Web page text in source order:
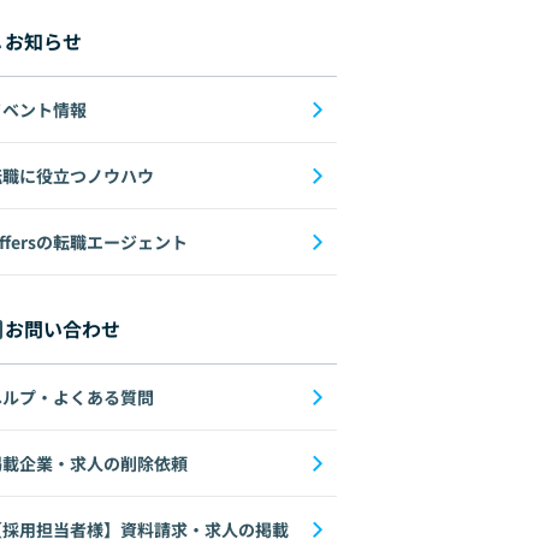
お知らせ
ント情報
に役立つノウハウ
の転職エージェント
お問い合わせ
プ・よくある質問
企業・求人の削除依頼
用担当者様】資料請求・求人の掲載